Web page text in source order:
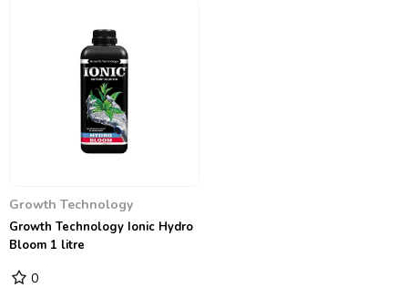
Growth Technology
Growth Technology Ionic Hydro
Bloom 1 litre
0